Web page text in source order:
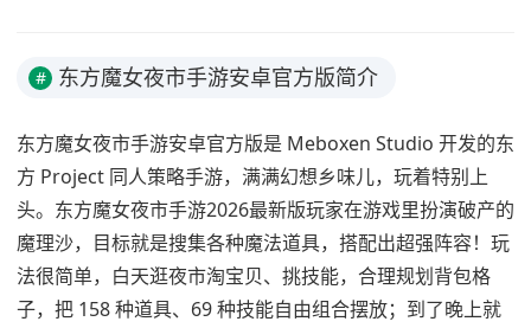
# 东方魔女夜市手游安卓官方版简介
东方魔女夜市手游安卓官方版是 Meboxen Studio 开发的东
方 Project 同人策略手游，满满幻想乡味儿，玩着特别上
头。东方魔女夜市手游2026最新版玩家在游戏里扮演破产的
魔理沙，目标就是搜集各种魔法道具，搭配出超强阵容！玩
法很简单，白天逛夜市淘宝贝、挑技能，合理规划背包格
子，把 158 种道具、69 种技能自由组合摆放；到了晚上就